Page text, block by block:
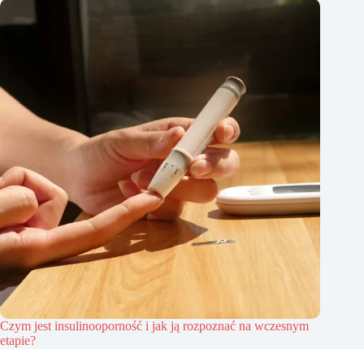
Czym jest insulinooporność i jak ją rozpoznać na wczesnym
etapie?